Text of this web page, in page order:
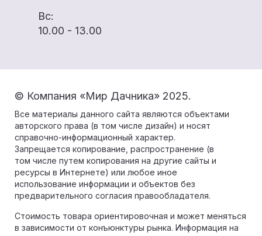
Вс:
10.00 - 13.00
© Компания «Мир Дачника» 2025.
Все материалы данного сайта являются объектами
авторского права (в том числе дизайн) и носят
справочно-информационный характер.
Запрещается копирование, распространение (в
том числе путем копирования на другие сайты и
ресурсы в Интернете) или любое иное
использование информации и объектов без
предварительного согласия правообладателя.
Стоимость товара ориентировочная и может меняться
в зависимости от конъюнктуры рынка. Информация на